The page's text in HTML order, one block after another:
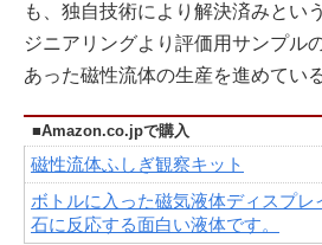
も、独自技術により解決済みとい
ジニアリングより評価用サンプル
あった磁性流体の生産を進めている
■Amazon.co.jpで購入
磁性流体ふしぎ観察キット
ボトルに入った磁気液体ディスプ
石に反応する面白い液体です。